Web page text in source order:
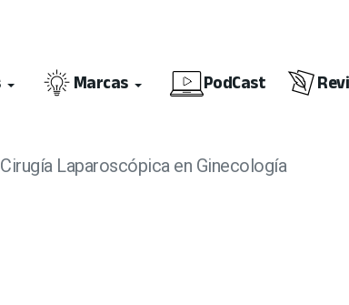
Marcas PodCast
Cirugía Laparoscópica en Ginecología